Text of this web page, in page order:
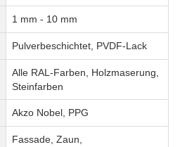
1 mm - 10 mm
Pulverbeschichtet, PVDF-Lack
Alle RAL-Farben, Holzmaserung,
Steinfarben
Akzo Nobel, PPG
Fassade, Zaun,